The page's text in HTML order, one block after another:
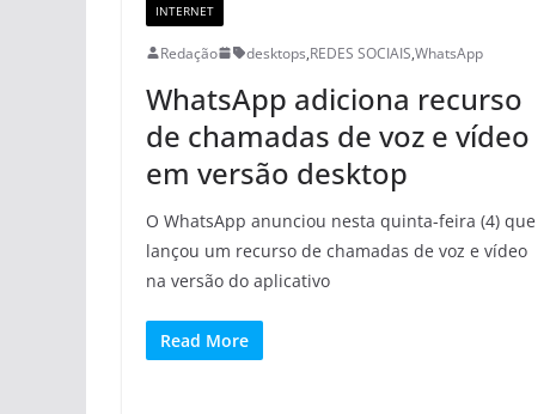
INTERNET
Redação desktops,REDES SOCIAIS,WhatsApp
WhatsApp adiciona recurso
de chamadas de voz e vídeo
em versão desktop
O WhatsApp anunciou nesta quinta-feira (4) que
lançou um recurso de chamadas de voz e vídeo
na versão do aplicativo
Read More